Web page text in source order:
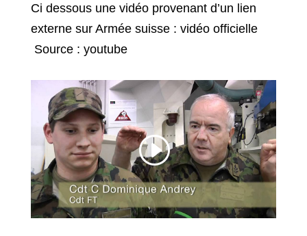
Ci dessous une vidéo provenant d’un lien
externe sur Armée suisse : vidéo officielle
Source : youtube